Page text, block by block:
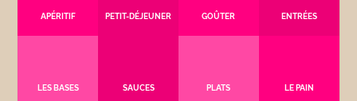
APÉRITIF PETIT-DÉJEUNER GOÛTER ENTRÉES
LES BASES SAUCES PLATS LE PAIN